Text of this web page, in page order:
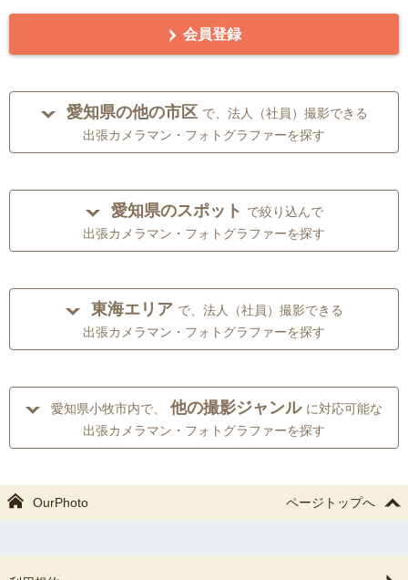
会員登録
愛知県の他の市区 で、法人（社員）撮影できる
出張カメラマン・フォトグラファーを探す
愛知県のスポット で絞り込んで
出張カメラマン・フォトグラファーを探す
東海エリア で、法人（社員）撮影できる
出張カメラマン・フォトグラファーを探す
愛知県小牧市内で、 他の撮影ジャンル に対応可能な
出張カメラマン・フォトグラファーを探す
OurPhoto ページトップへ